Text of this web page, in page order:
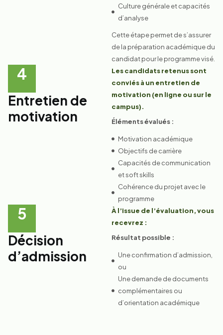
Culture générale et capacités
d’analyse
Cette étape permet de s’assurer
de la préparation académique du
candidat pour le programme visé.
4
Entretien de
motivation
Les candidats retenus sont
conviés à un entretien de
motivation (en ligne ou sur le
campus).
Éléments évalués :
Motivation académique
Objectifs de carrière
Capacités de communication
et soft skills
Cohérence du projet avec le
programme
5
Décision
d’admission
À l’issue de l’évaluation, vous
recevrez :
Résultat possible :
Une confirmation d’admission,
ou
Une demande de documents
complémentaires ou
d’orientation académique